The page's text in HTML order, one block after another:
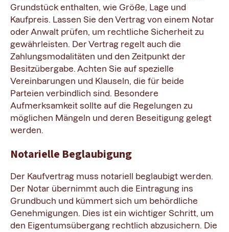
Grundstück enthalten, wie Größe, Lage und
Kaufpreis. Lassen Sie den Vertrag von einem Notar
oder Anwalt prüfen, um rechtliche Sicherheit zu
gewährleisten. Der Vertrag regelt auch die
Zahlungsmodalitäten und den Zeitpunkt der
Besitzübergabe. Achten Sie auf spezielle
Vereinbarungen und Klauseln, die für beide
Parteien verbindlich sind. Besondere
Aufmerksamkeit sollte auf die Regelungen zu
möglichen Mängeln und deren Beseitigung gelegt
werden.
Notarielle Beglaubigung
Der Kaufvertrag muss notariell beglaubigt werden.
Der Notar übernimmt auch die Eintragung ins
Grundbuch und kümmert sich um behördliche
Genehmigungen. Dies ist ein wichtiger Schritt, um
den Eigentumsübergang rechtlich abzusichern. Die